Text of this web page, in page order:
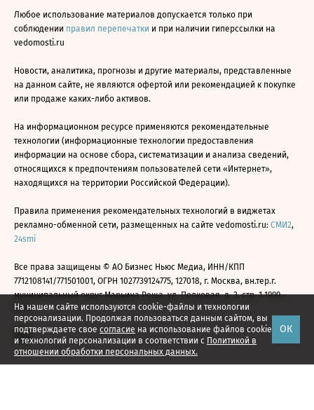
На нашем сайте используются cookie-файлы и технологии
персонализации. Продолжая пользоваться данным сайтом, вы
подтверждаете свое согласие на использование файлов cookie
и технологий персонализации в соответствии с Политикой в
отношении обработки персональных данных.
ОК
Любое использование материалов допускается только при
соблюдении правил перепечатки и при наличии гиперссылки на
vedomosti.ru
Новости, аналитика, прогнозы и другие материалы, представленные
на данном сайте, не являются офертой или рекомендацией к покупке
или продаже каких-либо активов.
На информационном ресурсе применяются рекомендательные
технологии (информационные технологии предоставления
информации на основе сбора, систематизации и анализа сведений,
относящихся к предпочтениям пользователей сети «Интернет»,
находящихся на территории Российской Федерации).
Правила применения рекомендательных технологий в виджетах
рекламно-обменной сети, размещенных на сайте vedomosti.ru: СМИ2,
24smi
Все права защищены © АО Бизнес Ньюс Медиа, ИНН/КПП
7712108141/771501001, ОГРН 1027739124775, 127018, г. Москва, вн.тер.г.
муниципальный округ Марьина Роща, ул. Полковая, д. 3, стр. 1 1999—
2026